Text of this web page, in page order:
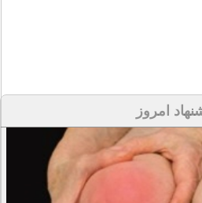
امروز